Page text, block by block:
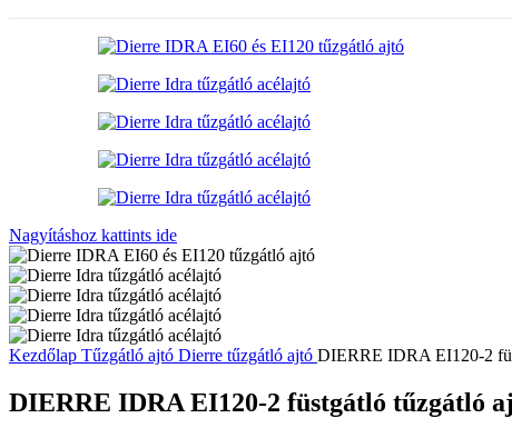
Nagyításhoz kattints ide
Kezdőlap Tűzgátló ajtó Dierre tűzgátló ajtó DIERRE IDRA EI120-2
DIERRE IDRA EI120-2 füstgátló tűzgátló